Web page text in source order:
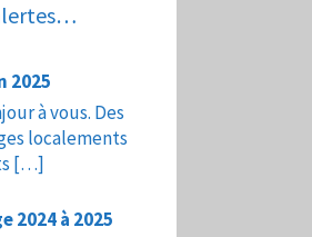
2025
à vous. Des
localements
[…]
2024 à 2025